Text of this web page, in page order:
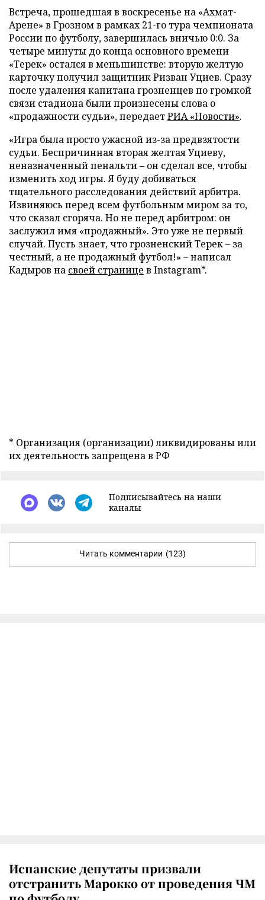
Встреча, прошедшая в воскресенье на «Ахмат-
Арене» в Грозном в рамках 21-го тура чемпионата
России по футболу, завершилась вничью 0:0. За
четыре минуты до конца основного времени
«Терек» остался в меньшинстве: вторую желтую
карточку получил защитник Ризван Уциев. Сразу
после удаления капитана грозненцев по громкой
связи стадиона были произнесены слова о
«продажности судьи», передаетРИА «Новости».
«Игра была просто ужасной из-за предвзятости
судьи. Беспричинная вторая желтая Уциеву,
неназначенный пенальти– он сделал все, чтобы
изменить ход игры. Я буду добиваться
тщательного расследования действий арбитра.
Извиняюсь перед всем футбольным миром за то,
что сказал сгоряча. Но не перед арбитром: он
заслужил имя «продажный». Это уже не первый
случай. Пусть знает, что грозненский Терек– за
честный, а не продажный футбол!» –написал
Кадыров на своей странице в Instagram*.
* Организация (организации) ликвидированы или
их деятельность запрещена в РФ
Подписывайтесь на наши
каналы
Читать комментарии (123)
Испанские депутаты призвали
отстранить Марокко от проведения ЧМ